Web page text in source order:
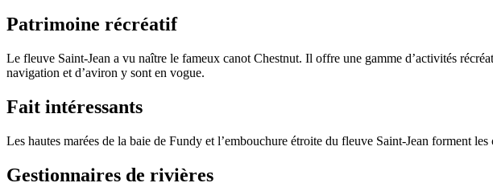
Patrimoine récréatif
Le fleuve Saint-Jean a vu naître le fameux canot Chestnut. Il offre une gamme d’activités
navigation et d’aviron y sont en vogue.
Fait intéressants
Les hautes marées de la baie de Fundy et l’embouchure étroite du fleuve Saint-Jean forment
Gestionnaires de rivières